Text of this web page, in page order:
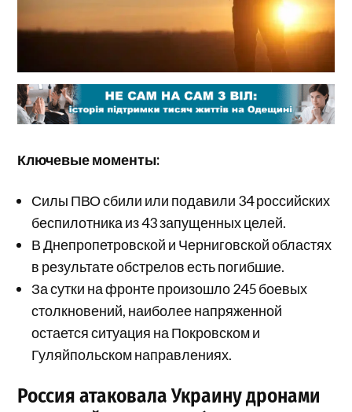
Ключевые моменты:
Силы ПВО сбили или подавили 34 российских
беспилотника из 43 запущенных целей.
В Днепропетровской и Черниговской областях
в результате обстрелов есть погибшие.
За сутки на фронте произошло 245 боевых
столкновений, наиболее напряженной
остается ситуация на Покровском и
Гуляйпольском направлениях.
Россия атаковала Украину дронами